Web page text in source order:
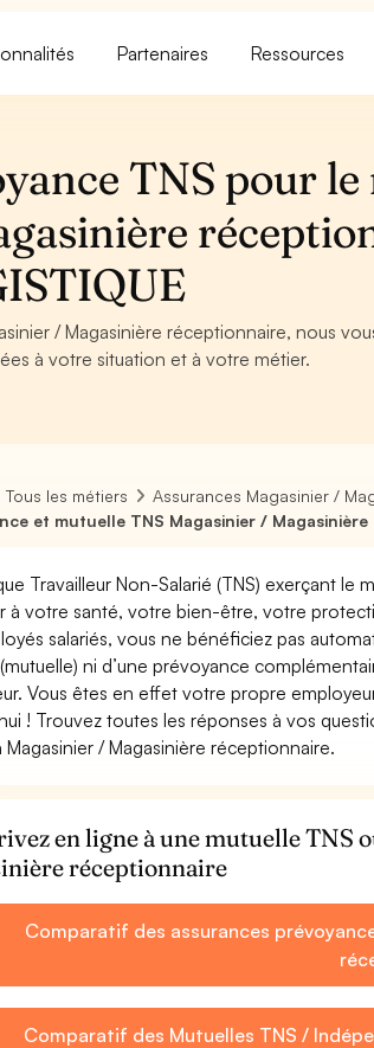
Partenaires Ressources
TNS pour
/ Magasinière réceptionnaire, nous
à votre situation et à votre métier.
Tous les métiers
Assurances Magasinier /
et mutuelle TNS Magasinier /
Travailleur Non-Salarié (TNS) exerçant le
à votre santé, votre bien-être, votre
salariés, vous ne bénéficiez pas
ni d’une prévoyance
Vous êtes en effet votre propre
! Trouvez toutes les réponses à vos
/ Magasinière réceptionnaire.
en ligne à une mutuelle TNS
réceptionnaire
Comparatif des assurances
Comparatif des Mutuelles TNS /